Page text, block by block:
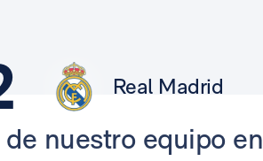
Real Madrid
nuestro equipo en